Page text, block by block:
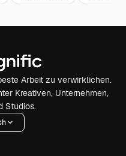
Arbeit zu verwirklichen.
Kreativen, Unternehmen,
Studios.